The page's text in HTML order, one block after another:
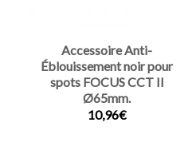
Accessoire Anti-
Éblouissement noir pour
spots FOCUS CCT II
Ø65mm.
10,96€